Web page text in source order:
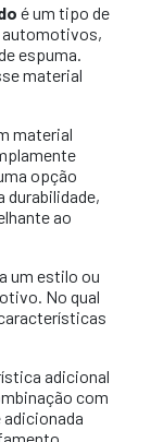
é um tipo de
espuma.
material
material
opção
durabilidade,
ao
um estilo ou
No qual
adicional
com
adicionada